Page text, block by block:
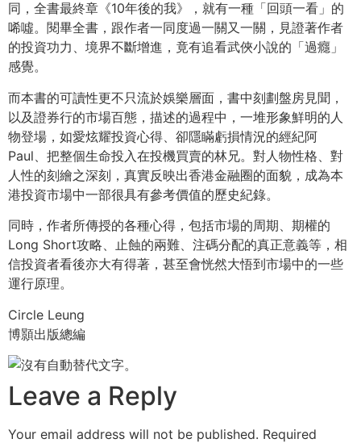
同，全書最終章《10年後的我》，就有一種「回頭一看」的
唏噓。閱畢全書，跟作者一同度過一關又一關，見證著作者
的投資功力、境界不斷增進，竟有追看武俠小說的「過癮」
感覺。
而本書的可讀性更不只流於娛樂層面，書中刻劃盤房見聞，
以及證券行的市場百態，描述的過程中，一堆形象鮮明的人
物登場，如愛炫耀投資心得、卻隱瞞虧損情況的經紀阿
Paul、把整個生命投入在投機買賣的林兄。對人物性格、對
人性的刻繪之深刻，真實反映出香港金融圈的面貌，成為本
港投資市場中一部很具有參考價值的歷史紀錄。
同時，作者所傳授的各種心得，包括市場的周期、期權的
Long Short攻略、止蝕的兩難、注碼分配的真正意義等，相
信投資者看後亦大有得著，甚至會恍然大悟到市場中的一些
運行原理。
Circle Leung
博顥出版總編
Leave a Reply
Your email address will not be published. Required